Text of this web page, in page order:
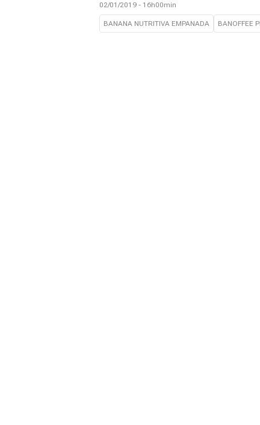
02/01/2019 - 16h00min
BANANA NUTRITIVA EMPANADA BANOFFEE